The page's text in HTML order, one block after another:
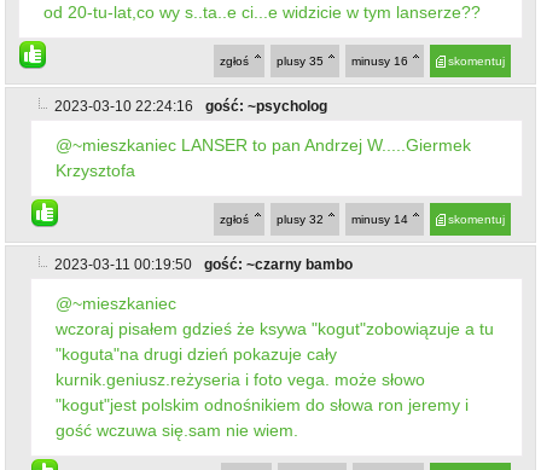
od 20-tu-lat,co wy s..ta..e ci...e widzicie w tym lanserze??
skomentuj
minusy 16
plusy 35
zgłoś
2023-03-10 22:24:16 gość: ~psycholog
@~mieszkaniec LANSER to pan Andrzej W.....Giermek
Krzysztofa
skomentuj
minusy 14
plusy 32
zgłoś
2023-03-11 00:19:50 gość: ~czarny bambo
@~mieszkaniec
wczoraj pisałem gdzieś że ksywa "kogut"zobowiązuje a tu
"koguta"na drugi dzień pokazuje cały
kurnik.geniusz.reżyseria i foto vega. może słowo
"kogut"jest polskim odnośnikiem do słowa ron jeremy i
gość wczuwa się.sam nie wiem.